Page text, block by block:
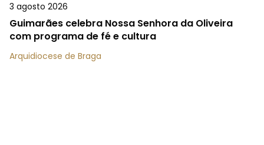
3 agosto 2026
Guimarães celebra Nossa Senhora da Oliveira
com programa de fé e cultura
Arquidiocese de Braga